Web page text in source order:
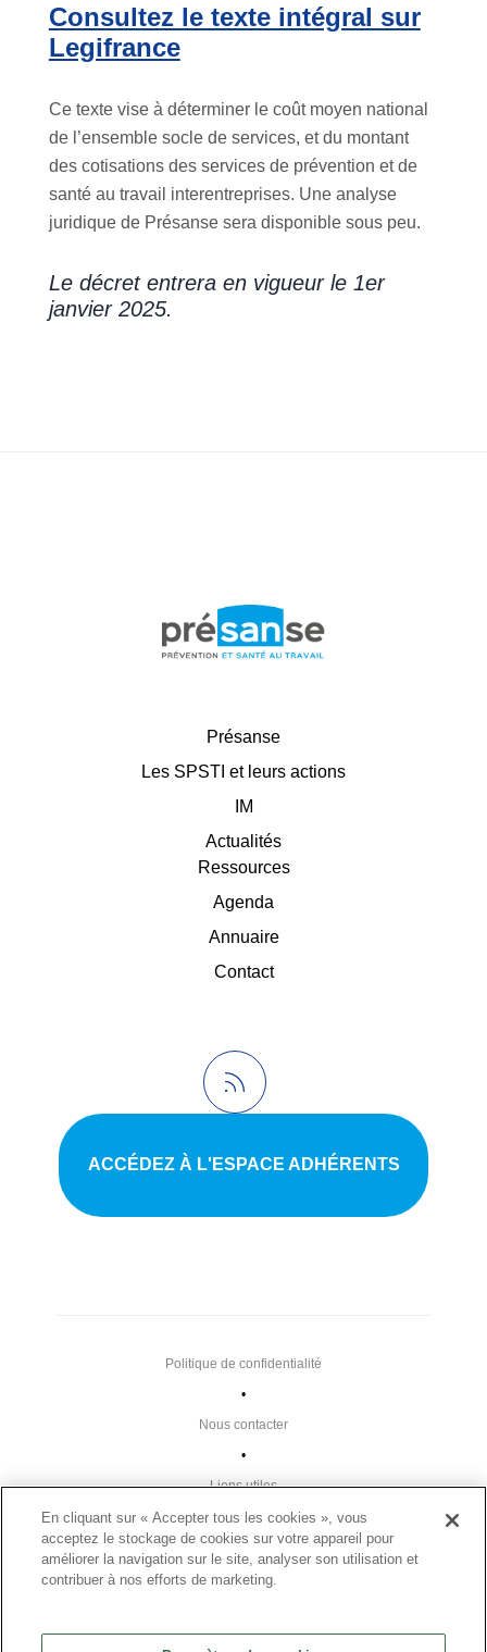
Consultez le texte intégral sur
Legifrance
Ce texte vise à déterminer le coût moyen national
de l’ensemble socle de services, et du montant
des cotisations des services de prévention et de
santé au travail interentreprises. Une analyse
juridique de Présanse sera disponible sous peu.
Le décret entrera en vigueur le 1er
janvier 2025.
Présanse
Les SPSTI et leurs actions
IM
Actualités
Ressources
Agenda
Annuaire
Contact
ACCÉDEZ À L'ESPACE ADHÉRENTS
Plan du site
Liens utiles
•
Nous contacter
•
Politique de confidentialité
FAQ
Paramètres des cookies
En cliquant sur « Accepter tous les cookies », vous
acceptez le stockage de cookies sur votre appareil pour
améliorer la navigation sur le site, analyser son utilisation et
contribuer à nos efforts de marketing.